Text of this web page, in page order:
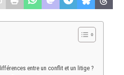
entre un conflit et un litige ?